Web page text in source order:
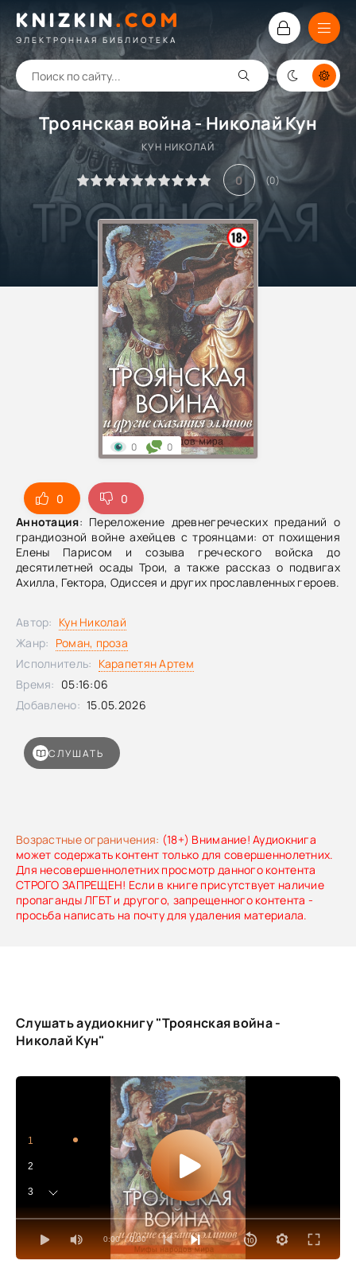
KNIZKIN.COM
ЭЛЕКТРОННАЯ БИБЛИОТЕКА
Троянская война - Николай Кун
КУН НИКОЛАЙ
0 (0)
0
0
Аннотация: Переложение древнегреческих преданий о
грандиозной войне ахейцев с троянцами: от похищения
Елены Парисом и созыва греческого войска до
десятилетней осады Трои, а также рассказ о подвигах
Ахилла, Гектора, Одиссея и других прославленных героев.
Возрастные ограничения: (18+) Внимание! Аудиокнига
может содержать контент только для совершеннолетних.
Для несовершеннолетних просмотр данного контента
СТРОГО ЗАПРЕЩЕН! Если в книге присутствует наличие
пропаганды ЛГБТ и другого, запрещенного контента -
просьба написать на почту для удаления материала.
0 0
СЛУШАТЬ
Автор: Кун Николай
Жанр: Роман, проза
Исполнитель: Карапетян Артем
Время: 05:16:06
Добавлено: 15.05.2026
Слушать аудиокнигу "Троянская война -
Николай Кун"
0:00 / 0:00
1
2
3
4